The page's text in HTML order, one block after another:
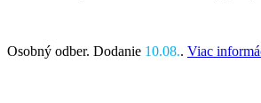
Osobný odber. Dodanie 10.08.. Viac